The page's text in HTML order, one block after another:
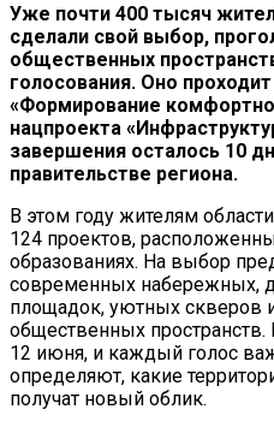
Уже почти 400 тысяч
сделали свой выбор,
общественных
голосования. Оно
«Формирование
нацпроекта
завершения осталось 10
правительстве региона.
В этом году жителям
124 проектов,
образованиях. На выбор
современных набережных,
площадок, уютных скверов
общественных пространств.
12 июня, и каждый голос
определяют, какие
получат новый облик.